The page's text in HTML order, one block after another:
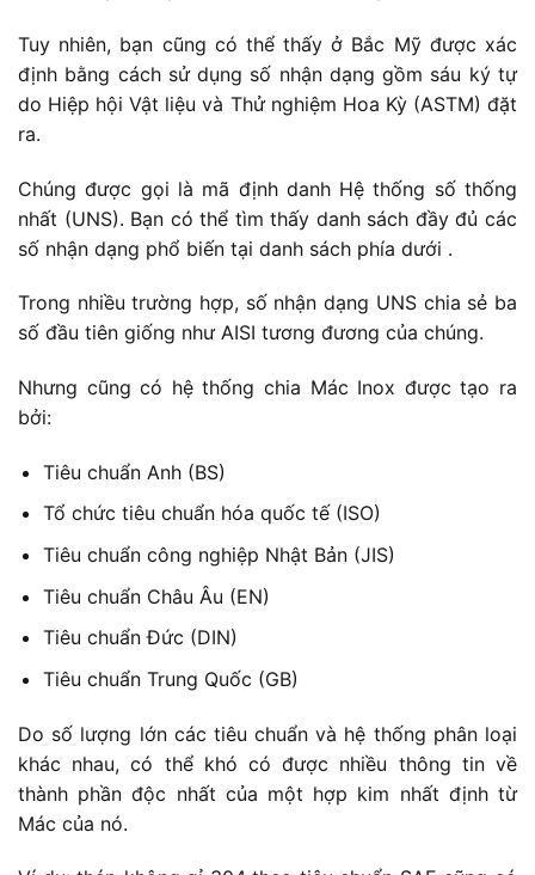
Tuy nhiên, bạn cũng có thể thấy ở Bắc Mỹ được xác
định bằng cách sử dụng số nhận dạng gồm sáu ký tự
do Hiệp hội Vật liệu và Thử nghiệm Hoa Kỳ (ASTM) đặt
ra.
Chúng được gọi là mã định danh Hệ thống số thống
nhất (UNS). Bạn có thể tìm thấy danh sách đầy đủ các
số nhận dạng phổ biến tại danh sách phía dưới .
Trong nhiều trường hợp, số nhận dạng UNS chia sẻ ba
số đầu tiên giống như AISI tương đương của chúng.
Nhưng cũng có hệ thống chia Mác Inox được tạo ra
bởi:
Tiêu chuẩn Anh (BS)
Tổ chức tiêu chuẩn hóa quốc tế (ISO)
Tiêu chuẩn công nghiệp Nhật Bản (JIS)
Tiêu chuẩn Châu Âu (EN)
Tiêu chuẩn Đức (DIN)
Tiêu chuẩn Trung Quốc (GB)
Do số lượng lớn các tiêu chuẩn và hệ thống phân loại
khác nhau, có thể khó có được nhiều thông tin về
thành phần độc nhất của một hợp kim nhất định từ
Mác của nó.